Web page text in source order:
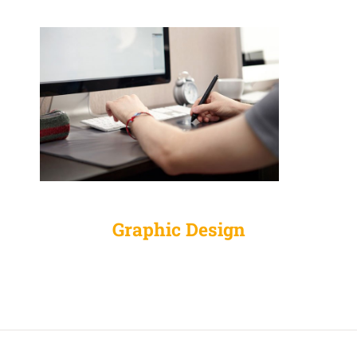
Graphic Design